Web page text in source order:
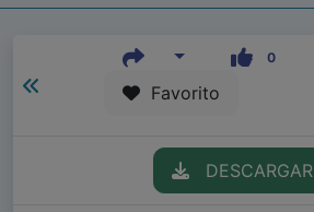
0
Favorito
DESCARGAR